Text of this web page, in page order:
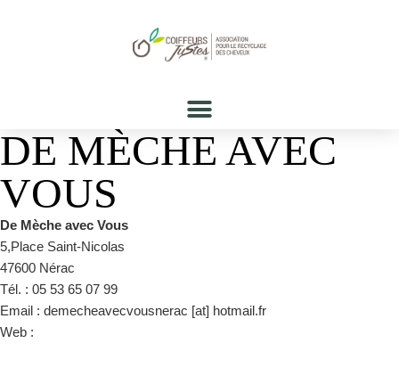
DE MÈCHE AVEC
VOUS
De Mèche avec Vous
5,Place Saint-Nicolas
47600 Nérac
Tél. : 05 53 65 07 99
Email : demecheavecvousnerac [at] hotmail.fr
Web :